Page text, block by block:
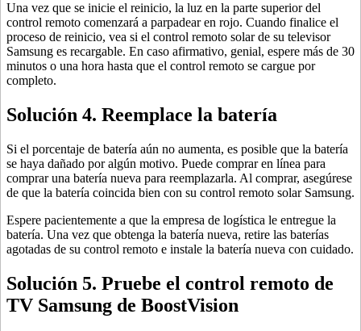
Una vez que se inicie el reinicio, la luz en la parte superior del
control remoto comenzará a parpadear en rojo. Cuando finalice el
proceso de reinicio, vea si el control remoto solar de su televisor
Samsung es recargable. En caso afirmativo, genial, espere más de 30
minutos o una hora hasta que el control remoto se cargue por
completo.
Solución 4. Reemplace la batería
Si el porcentaje de batería aún no aumenta, es posible que la batería
se haya dañado por algún motivo. Puede comprar en línea para
comprar una batería nueva para reemplazarla. Al comprar, asegúrese
de que la batería coincida bien con su control remoto solar Samsung.
Espere pacientemente a que la empresa de logística le entregue la
batería. Una vez que obtenga la batería nueva, retire las baterías
agotadas de su control remoto e instale la batería nueva con cuidado.
Solución 5. Pruebe el control remoto de
TV Samsung de BoostVision